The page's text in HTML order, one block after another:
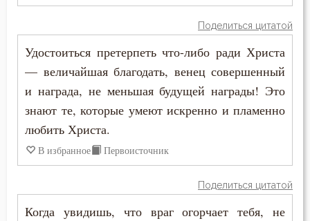
Высокомерие
Гадание
Глаза
Гнев Божий
Гонение
Гордость
Иоанн Мосх
Иосиф Оптинский (Литовкин)
Ириней Лионский
Исаак Сирин Ниневийский
Исихий Иерусалимский
Поделиться цитатой
Удостоиться претерпеть что-либо ради Христа
— величайшая благодать, венец совершенный
и награда, не меньшая будущей награды! Это
знают те, которые умеют искренно и пламенно
любить Христа.
В избранное Первоисточник
Поделиться цитатой
Когда увидишь, что враг огорчает тебя, не